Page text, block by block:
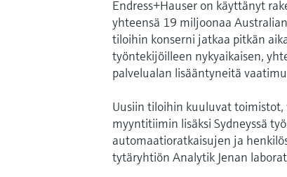
Endress+Hauser on käyttänyt
yhteensä 19 miljoonaa
tiloihin konserni jatkaa pitkän
työntekijöilleen nykyaikaisen,
palvelualan lisääntyneitä
Uusiin tiloihin kuuluvat
myyntitiimin lisäksi Sydneyssä
automaatioratkaisujen ja
tytäryhtiön Analytik Jenan